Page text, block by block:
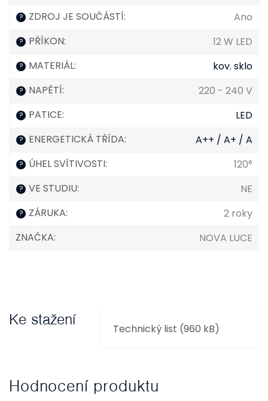
? ZDROJ JE SOUČÁSTÍ: Ano
? PŘÍKON: 12 W LED
? MATERIÁL: kov,sklo
? NAPĚTÍ: 220 - 240 V
? PATICE: LED
? ENERGETICKÁ TŘÍDA: A++ / A+ / A
? ÚHEL SVÍTIVOSTI: 120°
? VE STUDIU: NE
? ZÁRUKA:
2 roky
ZNAČKA: NOVA LUCE
Ke stažení
Technický list (960 kB)
Hodnocení produktu